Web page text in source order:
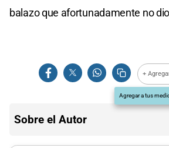
balazo que afortunadamente no
+
Agregar a tus
Sobre el Autor